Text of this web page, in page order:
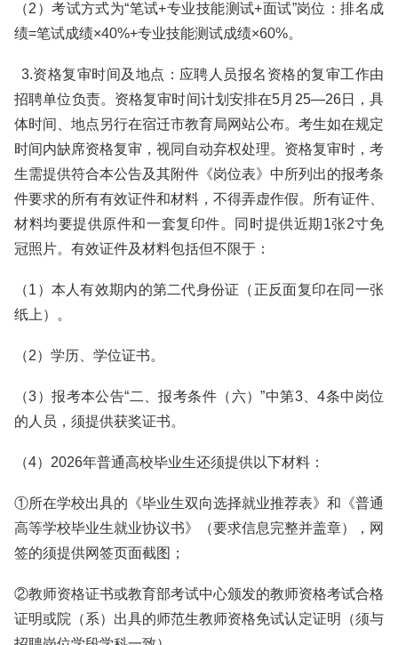
（2）考试方式为“笔试+专业技能测试+面试”岗位：排名成
绩=笔试成绩×40%+专业技能测试成绩×60%。
3.资格复审时间及地点：应聘人员报名资格的复审工作由
招聘单位负责。资格复审时间计划安排在5月25—26日，具
体时间、地点另行在宿迁市教育局网站公布。考生如在规定
时间内缺席资格复审，视同自动弃权处理。资格复审时，考
生需提供符合本公告及其附件《岗位表》中所列出的报考条
件要求的所有有效证件和材料，不得弄虚作假。所有证件、
材料均要提供原件和一套复印件。同时提供近期1张2寸免
冠照片。有效证件及材料包括但不限于：
（1）本人有效期内的第二代身份证（正反面复印在同一张
纸上）。
（2）学历、学位证书。
（3）报考本公告“二、报考条件（六）”中第3、4条中岗位
的人员，须提供获奖证书。
（4）2026年普通高校毕业生还须提供以下材料：
①所在学校出具的《毕业生双向选择就业推荐表》和《普通
高等学校毕业生就业协议书》（要求信息完整并盖章），网
签的须提供网签页面截图；
②教师资格证书或教育部考试中心颁发的教师资格考试合格
证明或院（系）出具的师范生教师资格免试认定证明（须与